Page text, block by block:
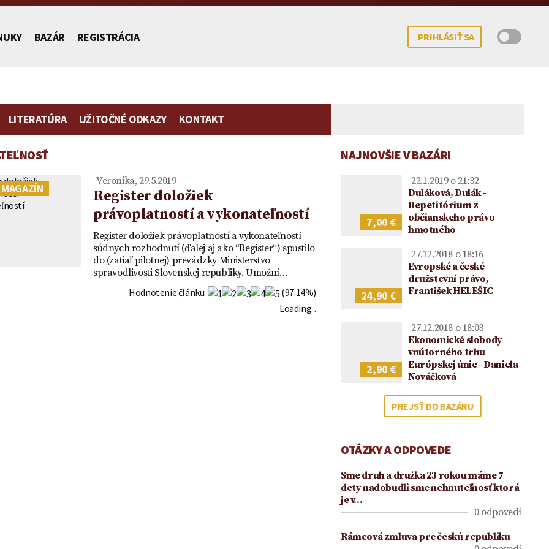
BAZÁR REGISTRÁCIA PRIHLÁSIŤ SA
Poplatok | Návrh na vklad |
Ako ušetriť na poplatku za
návrh na vklad
Vydedenie potomka – kedy
je to právne možné?
Koncesionárske poplatky |
Úhrady za služby verejnosti
poskytované RTVS | Novela
Zmluva o zriadení
predkupného práva ako
vecného práva a návrh na
vklad - VZOR
Vzor plnomocenstva na
zastupovanie vo vzťahu k
účtu v banke
Darovanie peňazí |
Darovacia zmluva VZOR
LITERATÚRA UŽITOČNÉ ODKAZY KONTAKT
Veronika, 29.5.2019
Register doložiek
právoplatností a vykonateľností
Register doložiek právoplatností a vykonateľností
súdnych rozhodnutí (ďalej aj ako “Register“) spustilo
do (zatiaľ pilotnej) prevádzky Ministerstvo
spravodlivosti Slovenskej republiky. Umožní…
Hodnotenie článku:
(97.14%)
Loading...
NAJNOVŠIE V BAZÁRI
7,00 €
22.1.2019 o 21:32
Duláková, Dulák -
Repetitórium z
občianskeho právo
hmotného
24,90 €
27.12.2018 o 18:16
Evropské a české
družstevní právo,
František HELEŠIC
2,90 €
27.12.2018 o 18:03
Ekonomické slobody
vnútorného trhu
Európskej únie - Daniela
Nováčková
PREJSŤ DO BAZÁRU
OTÁZKY A ODPOVEDE
Sme druh a drużka 23 rokou máme 7
dety nadobudli sme nehnuteľnosť ktorá
je v…
0 odpovedí
Rámcová zmluva pre českú republiku